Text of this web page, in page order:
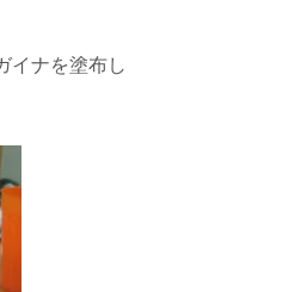
イナを塗布し